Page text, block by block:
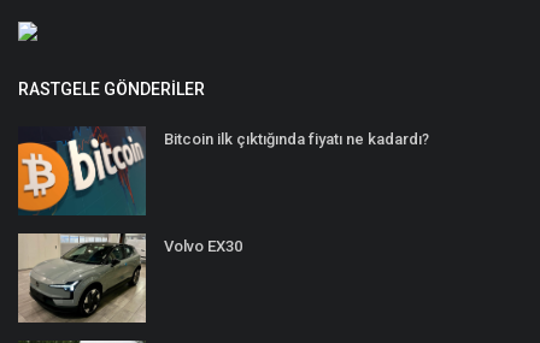
RASTGELE GÖNDERILER
Bitcoin ilk çıktığında fiyatı ne kadardı?
Volvo EX30